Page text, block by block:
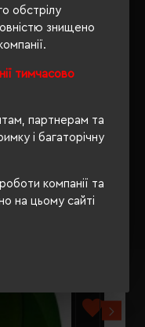
обстрілу
знищено
тимчасово
партнерам та
і багаторічну
компанії та
на цьому сайті